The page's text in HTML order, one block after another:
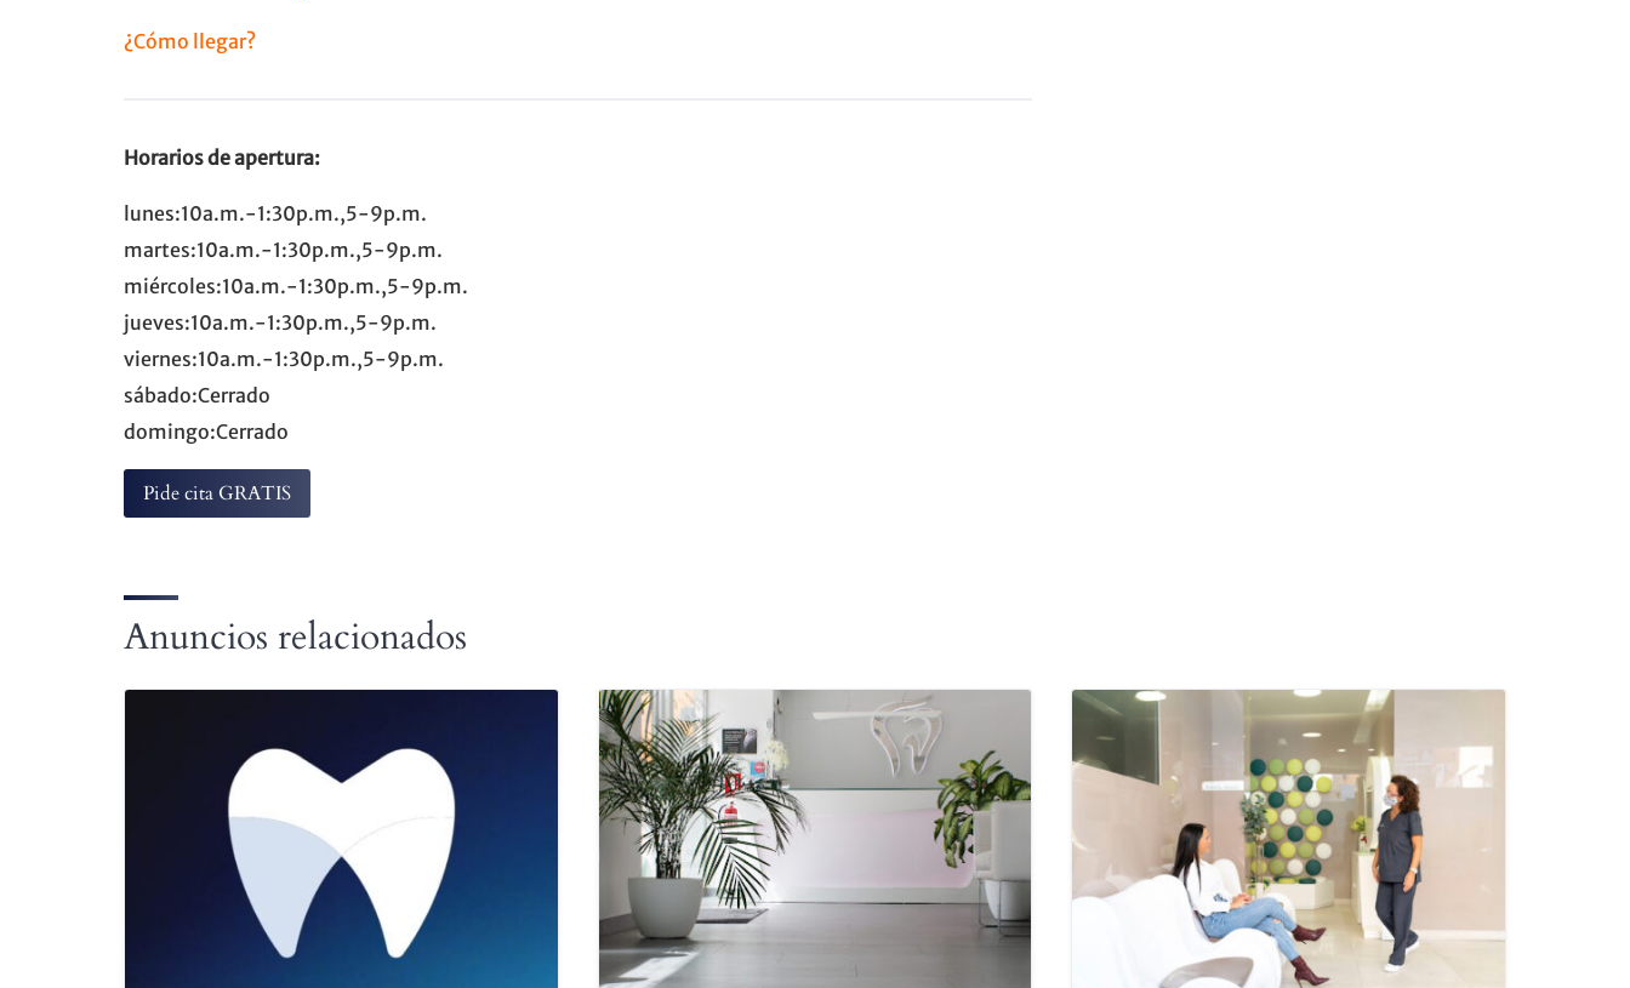
¿Cómo llegar?
Horarios de apertura:
lunes:10a.m.-1:30p.m.,5-9p.m.
martes:10a.m.-1:30p.m.,5-9p.m.
miércoles:10a.m.-1:30p.m.,5-9p.m.
jueves:10a.m.-1:30p.m.,5-9p.m.
viernes:10a.m.-1:30p.m.,5-9p.m.
sábado:Cerrado
domingo:Cerrado
Pide cita GRATIS
Anuncios relacionados